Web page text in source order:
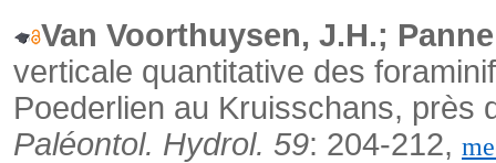
Van Voorthuysen, J.H.;
verticale quantitative des
Poederlien au Kruisschans, près
Paléontol. Hydrol. 59: 204-212,